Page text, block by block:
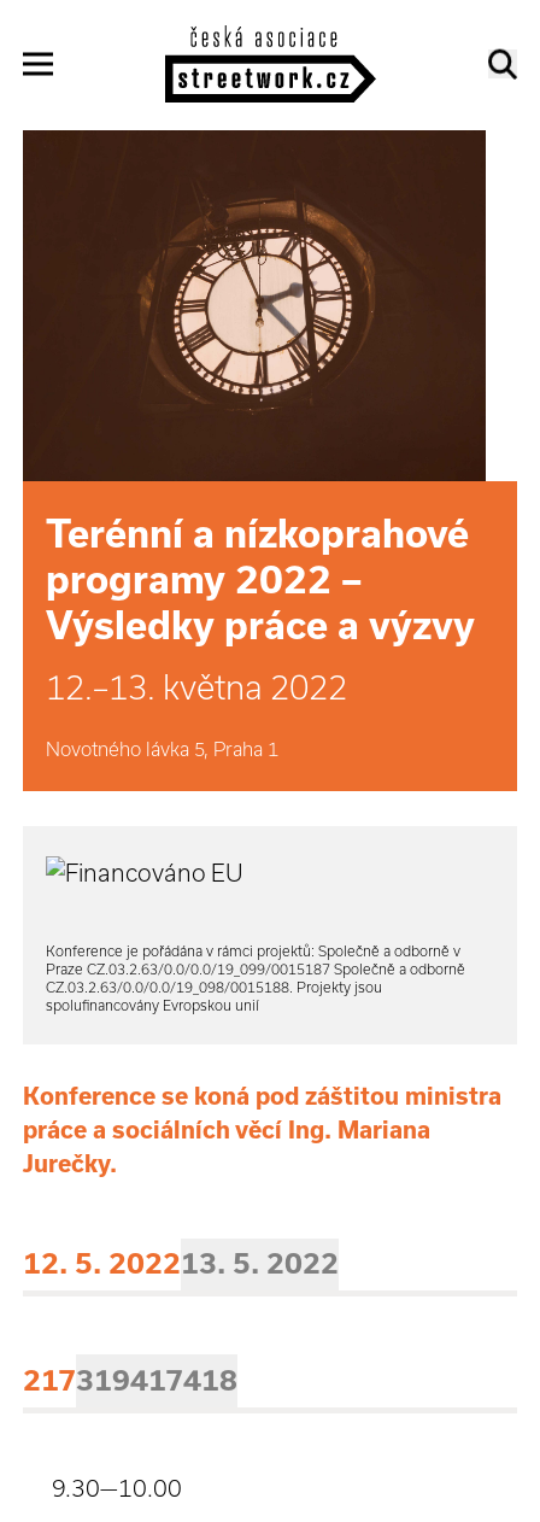
Terénní a nízkoprahové
programy 2022 –
Výsledky práce a výzvy
12.–13. května 2022
Novotného lávka 5, Praha 1
Konference je pořádána v rámci projektů: Společně a odborně v
Praze CZ.03.2.63/0.0/0.0/19_099/0015187 Společně a odborně
CZ.03.2.63/0.0/0.0/19_098/0015188. Projekty jsou
spolufinancovány Evropskou unií
Konference se koná pod záštitou ministra
práce a sociálních věcí Ing. Mariana
Jurečky.
12. 5. 202213. 5. 2022
217319417418
9.30—10.00